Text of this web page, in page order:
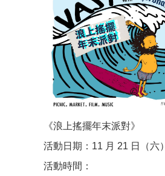
《浪上搖擺年末派對》
活動日期：11 月 21 日（六）
活動時間：